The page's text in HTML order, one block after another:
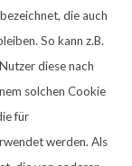
die auch
So kann z.B.
diese nach
solchen Cookie
für
werden. Als